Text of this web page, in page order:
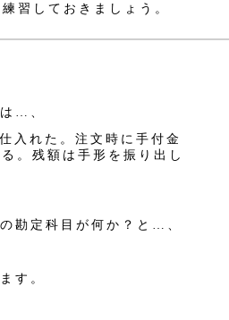
習しておきましょう。
…、
入れた。注文時に手付金
。残額は手形を振り出し
勘定科目が何か？と…、
す。